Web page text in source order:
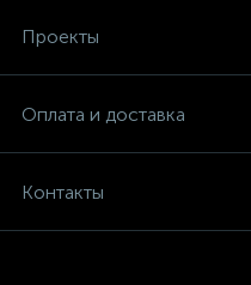
Проекты
Оплата и доставка
Контакты